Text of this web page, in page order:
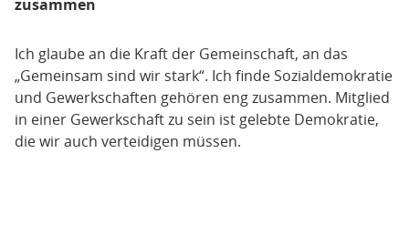
zusammen
Ich glaube an die Kraft der Gemeinschaft, an das
„Gemeinsam sind wir stark“. Ich finde Sozialdemokratie
und Gewerkschaften gehören eng zusammen. Mitglied
in einer Gewerkschaft zu sein ist gelebte Demokratie,
die wir auch verteidigen müssen.